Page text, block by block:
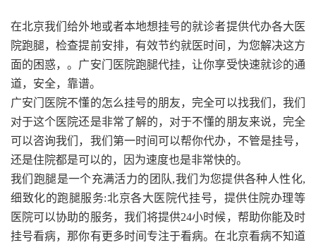
在北京我们给外地或者本地想挂号的就诊者提供代办各大医
院跑腿，检查提前安排，有效节约就医时间，为您解决这方
面的困惑，。广安门医院跑腿代挂，让你享受快速就诊的通
道，安全，靠谱。
广安门医院不懂的怎么挂号的朋友，完全可以找我们，我们
对于这个医院还是非常了解的，对于不懂的朋友来说，完全
可以咨询我们，我们第一时间可以帮你代办，不管是挂号，
还是住院都是可以的，因为速度也是非常快的。
我们跑腿是一个充满活力的团队,我们为您提供各种人性化,
细致化的跑腿服务:北京各大医院代挂号，提供住院办理等
医院可以协助的服务，我们将提供24小时候，帮助你能及时
挂号看病，那你有更多时间专注于看病。在北京看病不知道